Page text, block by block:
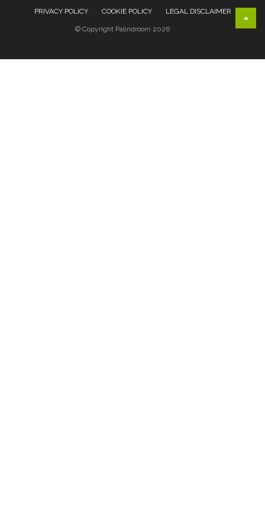
PRIVACY POLICY COOKIE POLICY LEGAL DISCLAIMER
© Copyright Palindroom 2026